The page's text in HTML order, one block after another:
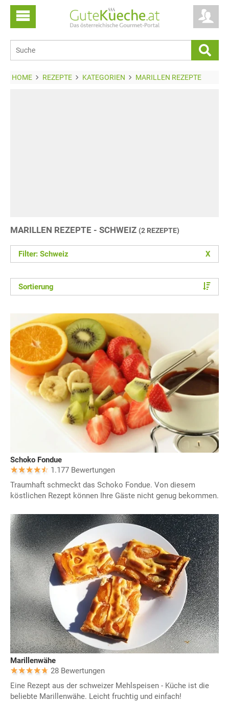
HOME REZEPTE KATEGORIEN MARILLEN REZEPTE
MARILLEN REZEPTE - SCHWEIZ (2 REZEPTE)
Filter: Schweiz X
Sortierung
Schoko Fondue
1.177 Bewertungen
Traumhaft schmeckt das Schoko Fondue. Von diesem
köstlichen Rezept können Ihre Gäste nicht genug bekommen.
Marillenwähe
28 Bewertungen
Eine Rezept aus der schweizer Mehlspeisen - Küche ist die
beliebte Marillenwähe. Leicht fruchtig und einfach!